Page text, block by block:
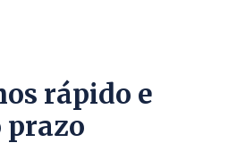
rápido e
prazo